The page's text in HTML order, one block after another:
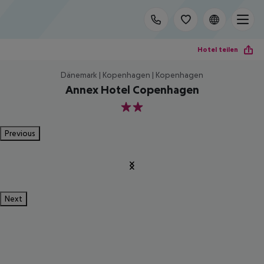
Hotel teilen
Dänemark | Kopenhagen | Kopenhagen
Annex Hotel Copenhagen
2
Previous
Next